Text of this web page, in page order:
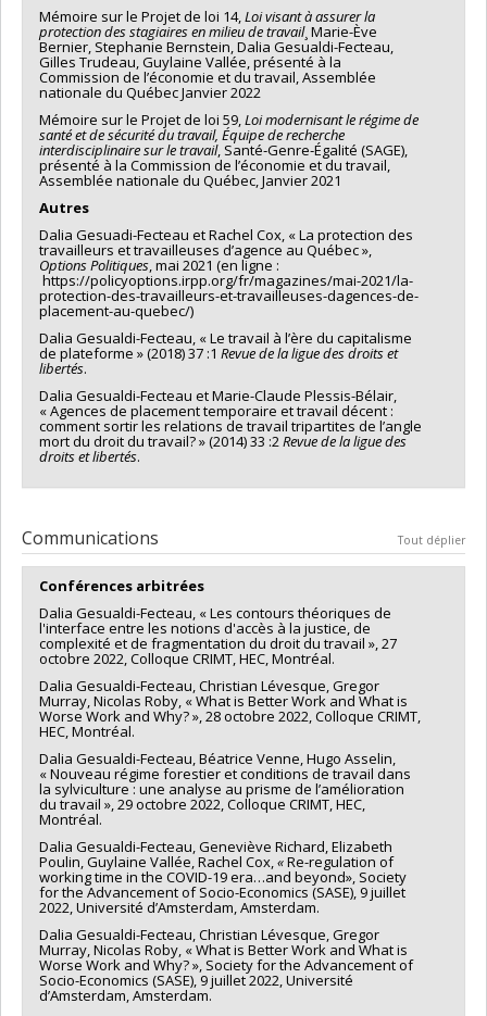
Mémoire sur le Projet de loi 14,Loi visant à assurer la
protection des stagiaires en milieu de travail¸ Marie-Ève
Bernier, Stephanie Bernstein, Dalia Gesualdi-Fecteau,
Gilles Trudeau, Guylaine Vallée, présenté à la
Commission de l’économie et du travail, Assemblée
nationale du Québec Janvier 2022
Mémoire sur le Projet de loi 59,Loi modernisant le régime de
santé et de sécurité du travail, Équipe de recherche
interdisciplinaire sur le travail, Santé‐Genre‐Égalité (SAGE),
présenté à la Commission de l’économie et du travail,
Assemblée nationale du Québec, Janvier 2021
Autres
Dalia Gesuadi-Fecteau et Rachel Cox, « La protection des
travailleurs et travailleuses d’agence au Québec »,
Options Politiques, mai 2021 (en ligne :
https://policyoptions.irpp.org/fr/magazines/mai-2021/la-
protection-des-travailleurs-et-travailleuses-dagences-de-
placement-au-quebec/)
Dalia Gesualdi-Fecteau, « Le travail à l’ère du capitalisme
de plateforme » (2018) 37 :1 Revue de la ligue des droits et
libertés.
Dalia Gesualdi-Fecteau et Marie-Claude Plessis-Bélair,
« Agences de placement temporaire et travail décent :
comment sortir les relations de travail tripartites de l’angle
mort du droit du travail? » (2014) 33 :2Revue de la ligue des
droits et libertés.
Communications Tout déplier
Conférences arbitrées
Dalia Gesualdi-Fecteau, « Les contours théoriques de
l'interface entre les notions d'accès à la justice, de
complexité et de fragmentation du droit du travail », 27
octobre 2022, Colloque CRIMT, HEC, Montréal.
Dalia Gesualdi-Fecteau, Christian Lévesque, Gregor
Murray, Nicolas Roby, « What is Better Work and What is
Worse Work and Why? », 28 octobre 2022, Colloque CRIMT,
HEC, Montréal.
Dalia Gesualdi-Fecteau, Béatrice Venne, Hugo Asselin,
« Nouveau régime forestier et conditions de travail dans
la sylviculture : une analyse au prisme de l’amélioration
du travail », 29 octobre 2022, Colloque CRIMT, HEC,
Montréal.
Dalia Gesualdi-Fecteau, Geneviève Richard, Elizabeth
Poulin, Guylaine Vallée, Rachel Cox,«Re-regulation of
working time in the COVID-19 era…and beyond», Society
for the Advancement of Socio-Economics (SASE), 9 juillet
2022, Université d’Amsterdam, Amsterdam.
Dalia Gesualdi-Fecteau, Christian Lévesque, Gregor
Murray, Nicolas Roby, « What is Better Work and What is
Worse Work and Why? », Society for the Advancement of
Socio-Economics (SASE), 9 juillet 2022, Université
d’Amsterdam, Amsterdam.